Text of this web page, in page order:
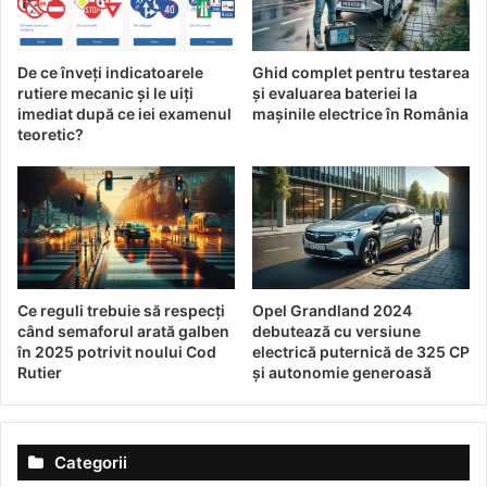
Transformările aduse de inteligența artificială în procesul
dintre principalele avantaje pe care le resimt consumatorii:
Personalizare și recomandări precise:
analizează comportamentele de cumpărare și oferă
sugestii adaptate.
Transparența prețurilor:
Tehnologia AI facilitează
accesul la informații detaliate despre prețuri și
tendințe de piață.
Optimizarea procesului de achiziție:Cu ajutorul AI,
timpul necesar pentru identificarea și cumpărarea
unui vehicul este semnificativ redus.
Provocările aduse de
implementarea AI
De ce înveți indicatoarele
rutiere mecanic și le uiți
imediat după ce iei examenul
teoretic?
Ghid complet pentru testarea
și evaluarea bateriei la
mașinile electrice în România
Ce reguli trebuie să respecți
când semaforul arată galben
în 2025 potrivit noului Cod
Rutier
Opel Grandland 2024
debutează cu versiune
electrică puternică de 325 CP
și autonomie generoasă
Categorii